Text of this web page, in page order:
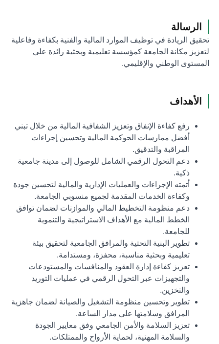
الرسالة
تحقيق الريادة في توظيف الموارد المالية والفنية بكفاءة وفاعلية
لتعزيز مكانة الجامعة كمؤسسة تعليمية وبحثية رائدة على
المستوى الوطني والإقليمي.
الأهداف
رفع كفاءة الإنفاق وتعزيز الشفافية المالية من خلال تبني
أفضل ممارسات الحوكمة المالية وتحسين إجراءات
المراقبة والتدقيق.
دعم التحول الرقمي الشامل للوصول إلى مدينة جامعية
ذكية.
أتمته الإجراءات والعمليات الإدارية والمالية لتحسين جودة
وكفاءة الخدمات المقدمة لجميع منسوبي الجامعة.
دعم منظومة التخطيط المالي والموازنات لضمان توافق
الخطط المالية مع الأهداف الاستراتيجية والتنموية
للجامعة.
تطوير البنية التحتية والمرافق الجامعية لتحقيق بيئة
تعليمية وبحثية مناسبة، محفزة، ومستدامة.
تعزيز كفاءة إدارة العقود والمنافسات والمستودعات
والتجهيزات عبر التحول الرقمي في عمليات التوريد
والتخزين.
تطوير وتحسين منظومة التشغيل والصيانة لضمان جاهزية
المرافق وسلامتها على مدار الساعة.
تعزيز السلامة والأمن الجامعي وفق معايير الجودة
والسلامة المهنية، لحماية الأرواح والممتلكات.